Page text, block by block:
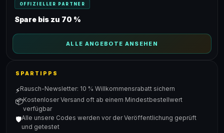
OFFIZIELLER PARTNER
Spare bis zu 70 %
ALLE ANGEBOTE ANSEHEN
SPARTIPPS
⚡Rausch-Newsletter: 10 % Willkommensrabatt sichern
📦Kostenloser Versand oft ab einem Mindestbestellwert
verfügbar
🛡️Alle unsere Codes werden vor der Veröffentlichung geprüft
und getestet